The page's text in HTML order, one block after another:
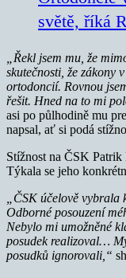
světě, říká
„Řekl jsem mu, že
skutečnosti, že zákony
ortodoncií. Rovnou
řešit. Hned na to mi
asi po půlhodině mu
napsal, ať si podá
Stížnost na ČSK
Týkala se jeho
„ČSK účelově vybrala
Odborné posouzení
Nebylo mi umožněné
posudek realizoval…
posudků ignorovali,“